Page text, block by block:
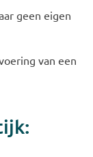
geen eigen
van een